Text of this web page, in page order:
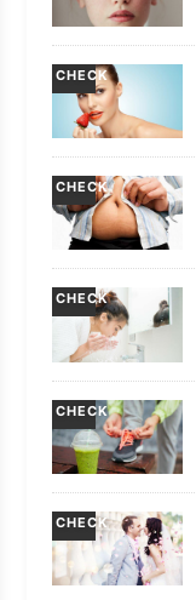
CHECK
CHECK
CHECK
CHECK
CHECK